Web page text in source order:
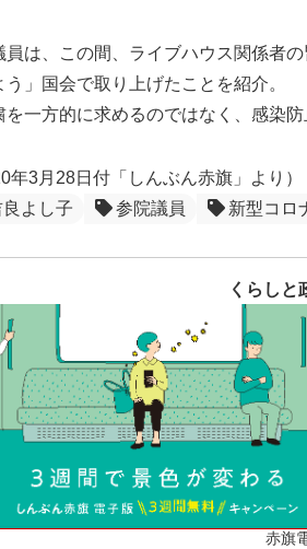
員は、この間、ライブハウス関係者
う」国会で取り上げたことを紹介。
を一方的に求めるのではなく、感染
年3月28日付「しんぶん赤旗」より）
良よし子
参院議員 新型コロ
くらしと
赤旗